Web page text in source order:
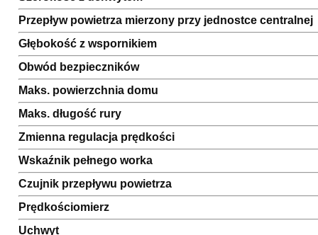
Przepływ powietrza mierzony przy jednostce centralnej
Głębokość z wspornikiem
Obwód bezpieczników
Maks. powierzchnia domu
Maks. długość rury
Zmienna regulacja prędkości
Wskaźnik pełnego worka
Czujnik przepływu powietrza
Prędkościomierz
Uchwyt